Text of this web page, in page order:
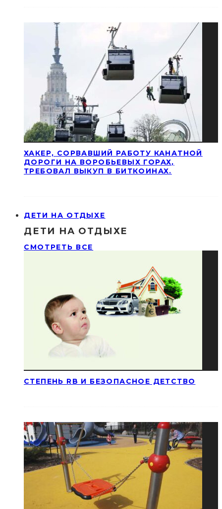
ХАКЕР, СОРВАВШИЙ РАБОТУ КАНАТНОЙ
ДОРОГИ НА ВОРОБЬЕВЫХ ГОРАХ,
ТРЕБОВАЛ ВЫКУП В БИТКОИНАХ.
ДЕТИ НА ОТДЫХЕ
ДЕТИ НА ОТДЫХЕ
СМОТРЕТЬ ВСЕ
СТЕПЕНЬ RB И БЕЗОПАСНОЕ ДЕТСТВО